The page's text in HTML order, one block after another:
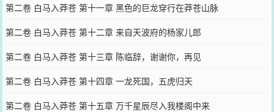
第二卷 白马入莽苍 第十一章 黑色的巨龙穿行在莽苍山脉
第二卷 白马入莽苍 第十二章 来自天波府的杨家儿郎
第二卷 白马入莽苍 第十三章 陈临辞，谢谢你，再见
第二卷 白马入莽苍 第十四章 一龙死国，五虎归天
第二卷 白马入莽苍 第十五章 万千星辰尽入我楼阁中来